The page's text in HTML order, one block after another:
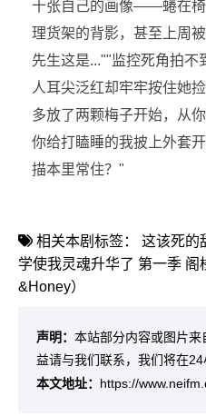
十张自己的画像——蜷在
理货架的背影，甚至上周
先生这是...""监控死角拍不
人耳尖泛红却牢牢按住她
多放了两颗梅子开始，从
你给打瞌睡的我披上外套
描本里常住？"
相关本剧标签： 这该死的
学使我灵魂升华了 第一季 阁
&Honey）
声明： 本站部分内容或图片
益请与我们联系，我们将在24
本文地址： https://